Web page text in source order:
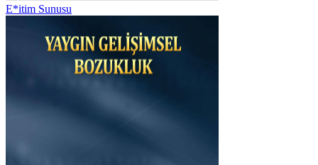
E*itim Sunusu